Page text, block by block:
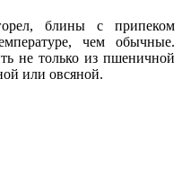
блины с припеком
чем обычные.
не только из пшеничной
или овсяной.